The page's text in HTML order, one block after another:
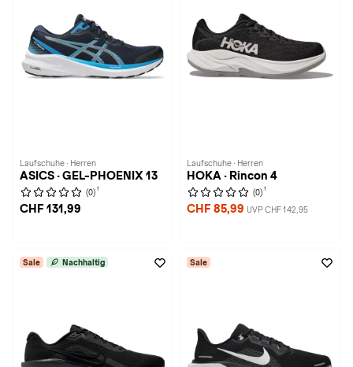
Laufschuhe · Herren
ASICS · GEL-PHOENIX 13
(0) 1
CHF 131,99
Laufschuhe · Herren
HOKA · Rincon 4
(0) 1
CHF 85,99 UVP CHF 142,95
Sale Nachhaltig Sale